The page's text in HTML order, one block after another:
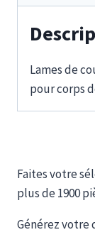
Lames de
pour corps
Faites votre
plus de 1900
Générez votre